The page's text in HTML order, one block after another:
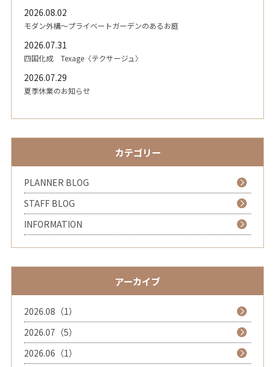
2026.08.02
モダン外構～プライベートガーデンのあるお庭
2026.07.31
四国化成 Texage〈テクサージュ〉
2026.07.29
夏季休業のお知らせ
カテゴリー
PLANNER BLOG
STAFF BLOG
INFORMATION
アーカイブ
2026.08（1）
2026.07（5）
2026.06（1）